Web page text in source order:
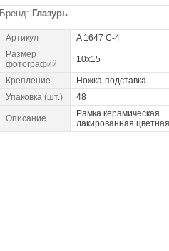
Бренд: Глазурь
Артикул
A 1647 C-4
Размер
фотографий
10x15
Крепление
Ножка-подставка
Упаковка (шт.)
48
Описание
Рамка керамическая
лакированная цветная